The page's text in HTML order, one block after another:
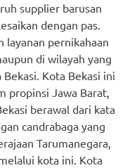
supplier barusan
dengan pas.
layanan pernikahaan
di wilayah yang
Kota Bekasi ini
propinsi Jawa Barat,
berawal dari kata
candrabaga yang
Tarumanegara,
kota ini. Kota